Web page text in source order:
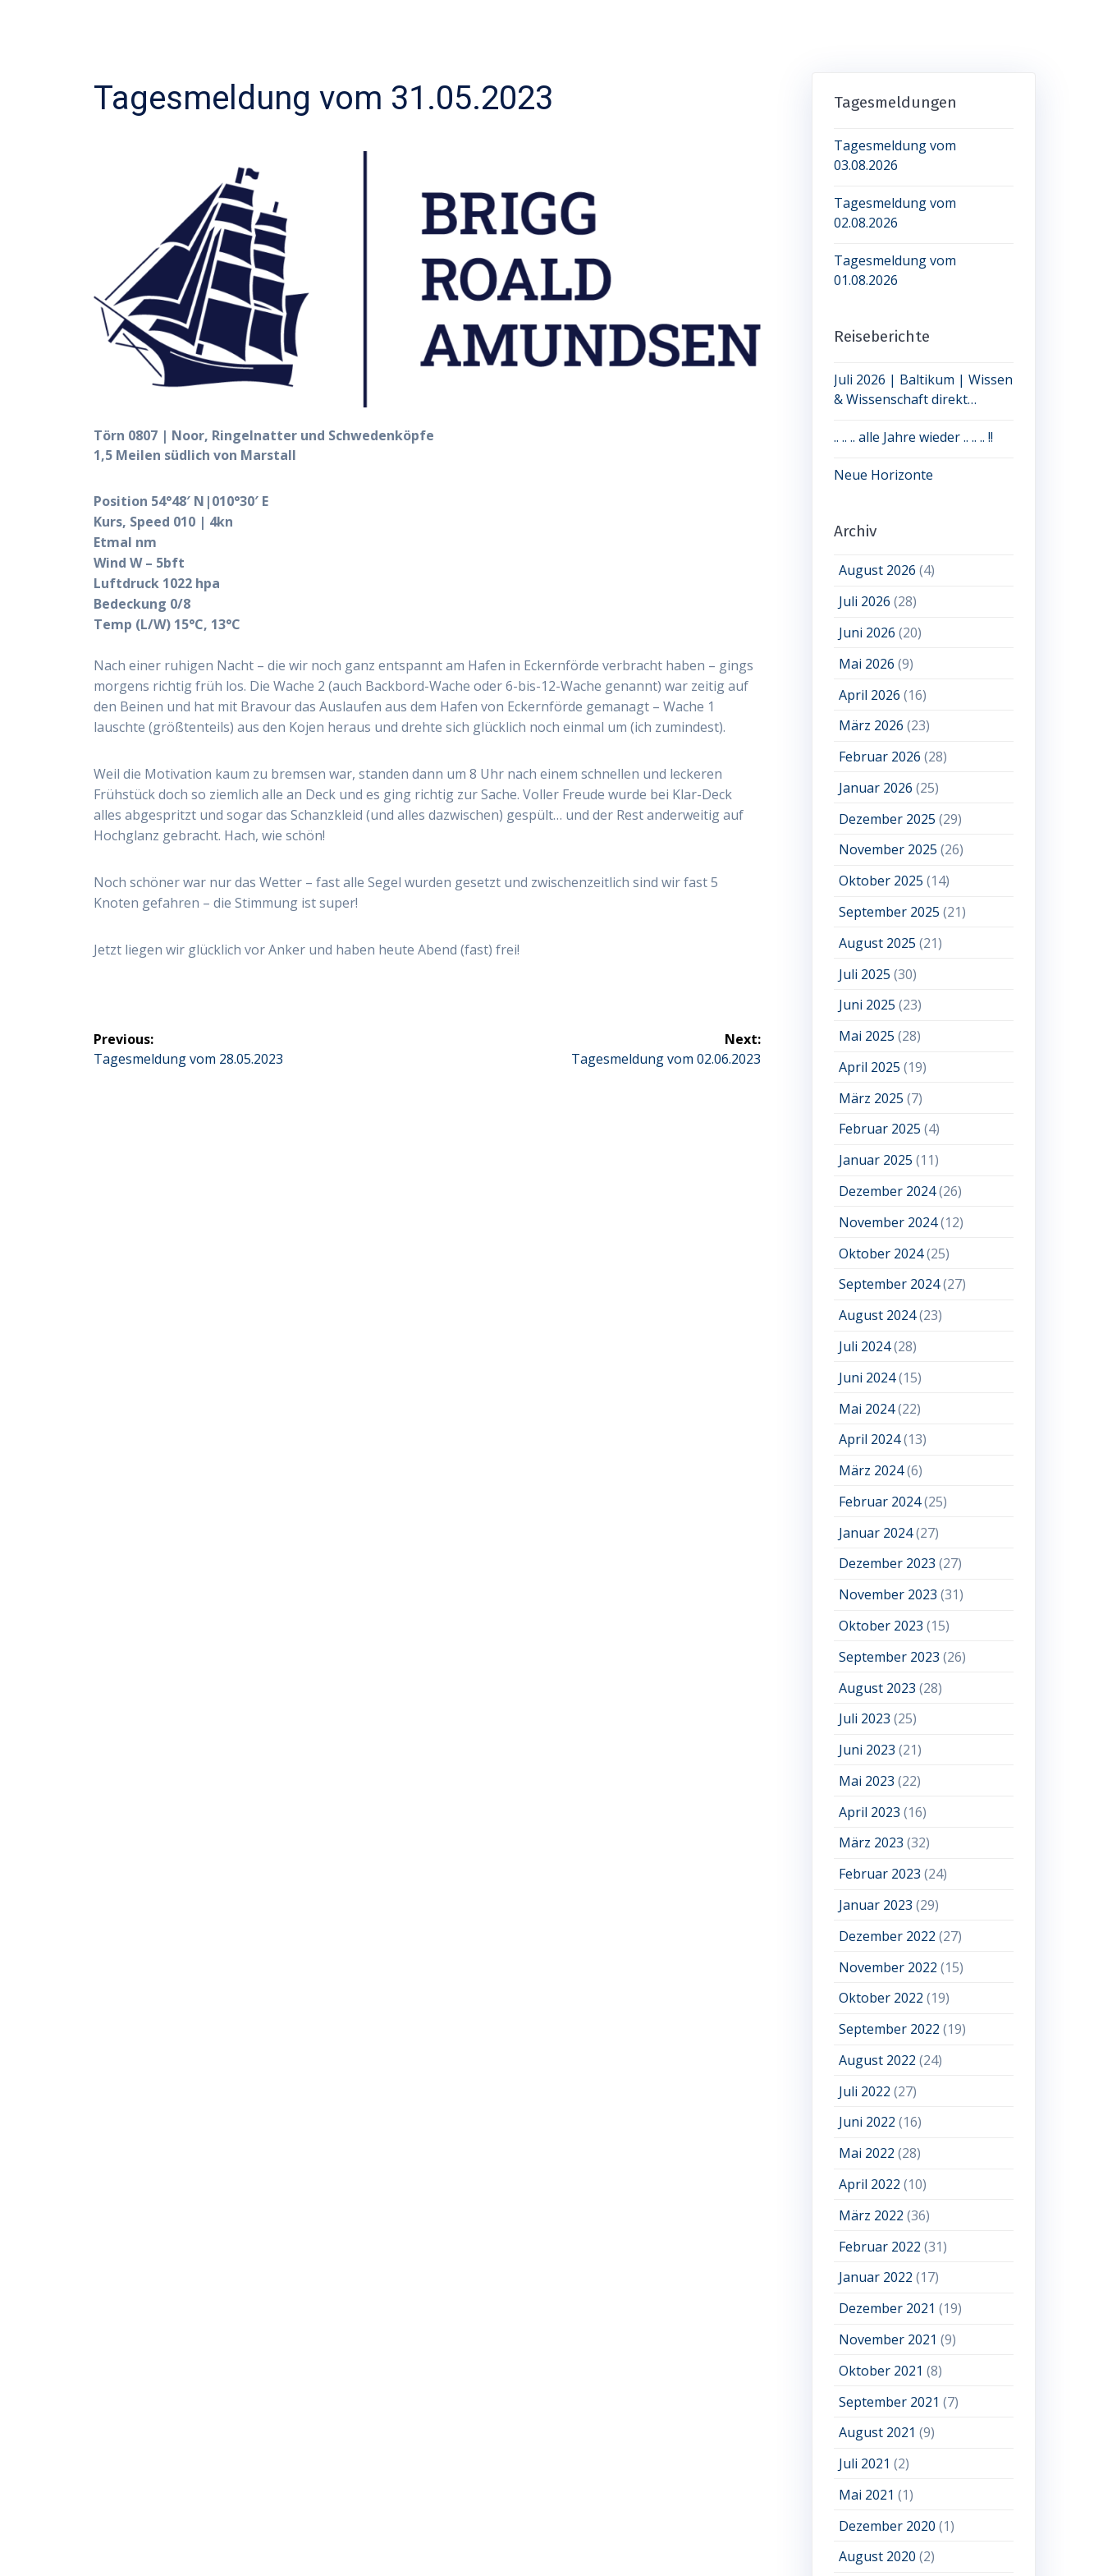
Tagesmeldung vom 31.05.2023
Törn 0807 | Noor, Ringelnatter und Schwedenköpfe
1,5 Meilen südlich von Marstall
Position 54°48′ N|010°30′ E
Kurs, Speed 010 | 4kn
Etmal nm
Wind W – 5bft
Luftdruck 1022 hpa
Bedeckung 0/8
Temp (L/W) 15°C, 13°C
Nach einer ruhigen Nacht – die wir noch ganz entspannt am Hafen in Eckernförde verbracht haben – gings
morgens richtig früh los. Die Wache 2 (auch Backbord-Wache oder 6-bis-12-Wache genannt) war zeitig auf
den Beinen und hat mit Bravour das Auslaufen aus dem Hafen von Eckernförde gemanagt – Wache 1
lauschte (größtenteils) aus den Kojen heraus und drehte sich glücklich noch einmal um (ich zumindest).
Weil die Motivation kaum zu bremsen war, standen dann um 8 Uhr nach einem schnellen und leckeren
Frühstück doch so ziemlich alle an Deck und es ging richtig zur Sache. Voller Freude wurde bei Klar-Deck
alles abgespritzt und sogar das Schanzkleid (und alles dazwischen) gespült… und der Rest anderweitig auf
Hochglanz gebracht. Hach, wie schön!
Noch schöner war nur das Wetter – fast alle Segel wurden gesetzt und zwischenzeitlich sind wir fast 5
Knoten gefahren – die Stimmung ist super!
Jetzt liegen wir glücklich vor Anker und haben heute Abend (fast) frei!
Beitragsnavigation
Previous:
Previous
Tagesmeldung vom 28.05.2023
Next:
Next
Tagesmeldung vom 02.06.2023
Tagesmeldungen
Tagesmeldung vom
03.08.2026
Tagesmeldung vom
02.08.2026
Tagesmeldung vom
01.08.2026
Reiseberichte
Juli 2026 | Baltikum | Wissen
& Wissenschaft direkt
.. .. .. alle Jahre wieder .. .. .. !!
Neue Horizonte
Archiv
August 2026 (4)
Juli 2026 (28)
Juni 2026 (20)
Mai 2026 (9)
April 2026 (16)
März 2026 (23)
Februar 2026 (28)
Januar 2026 (25)
Dezember 2025 (29)
November 2025 (26)
Oktober 2025 (14)
September 2025 (21)
August 2025 (21)
Juli 2025 (30)
Juni 2025 (23)
Mai 2025 (28)
April 2025 (19)
März 2025 (7)
Februar 2025 (4)
Januar 2025 (11)
Dezember 2024(26)
November 2024(12)
Oktober 2024(25)
September 2024(27)
August 2024(23)
Juli 2024(28)
Juni 2024(15)
Mai 2024(22)
April 2024(13)
März 2024(6)
Februar 2024(25)
Januar 2024(27)
Dezember 2023 (27)
November 2023 (31)
Oktober 2023 (15)
September 2023 (26)
August 2023 (28)
Juli 2023 (25)
Juni 2023 (21)
Mai 2023 (22)
April 2023 (16)
März 2023 (32)
Februar 2023 (24)
Januar 2023 (29)
Dezember 2022 (27)
November 2022 (15)
Oktober 2022 (19)
September 2022 (19)
August 2022 (24)
Juli 2022 (27)
Juni 2022 (16)
Mai 2022 (28)
April 2022 (10)
März 2022 (36)
Februar 2022 (31)
Januar 2022 (17)
Dezember 2021 (19)
November 2021 (9)
Oktober 2021 (8)
September 2021 (7)
August 2021 (9)
Juli 2021 (2)
Mai 2021 (1)
Dezember 2020 (1)
August 2020 (2)